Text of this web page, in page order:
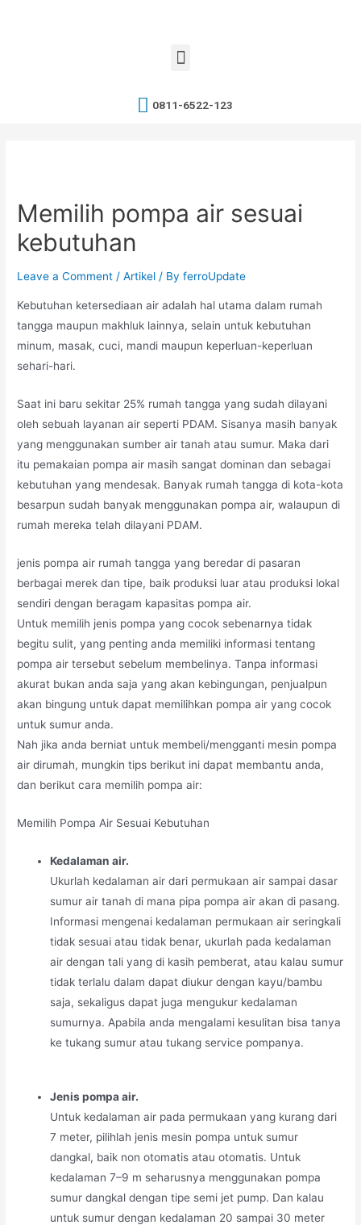
0811-6522-123
Memilih pompa air sesuai
kebutuhan
Leave a Comment /Artikel / ByferroUpdate
Kebutuhan ketersediaan air adalah hal utama dalam rumah
tangga maupun makhluk lainnya, selain untuk kebutuhan
minum, masak, cuci, mandi maupun keperluan-keperluan
sehari-hari.
Saat ini baru sekitar 25% rumah tangga yang sudah dilayani
oleh sebuah layanan air seperti PDAM. Sisanya masih banyak
yang menggunakan sumber air tanah atau sumur. Maka dari
itu pemakaian pompa air masih sangat dominan dan sebagai
kebutuhan yang mendesak. Banyak rumah tangga di kota-kota
besarpun sudah banyak menggunakan pompa air, walaupun di
rumah mereka telah dilayani PDAM.
jenis pompa air rumah tangga yang beredar di pasaran
berbagai merek dan tipe, baik produksi luar atau produksi lokal
sendiri dengan beragam kapasitas pompa air.
Untuk memilih jenis pompa yang cocok sebenarnya tidak
begitu sulit, yang penting anda memiliki informasi tentang
pompa air tersebut sebelum membelinya. Tanpa informasi
akurat bukan anda saja yang akan kebingungan, penjualpun
akan bingung untuk dapat memilihkan pompa air yang cocok
untuk sumur anda.
Nah jika anda berniat untuk membeli/mengganti mesin pompa
air dirumah, mungkin tips berikut ini dapat membantu anda,
dan berikut cara memilih pompa air:
Memilih Pompa Air Sesuai Kebutuhan
Kedalaman air.
Ukurlah kedalaman air dari permukaan air sampai dasar
sumur air tanah di mana pipa pompa air akan di pasang.
Informasi mengenai kedalaman permukaan air seringkali
tidak sesuai atau tidak benar, ukurlah pada kedalaman
air dengan tali yang di kasih pemberat, atau kalau sumur
tidak terlalu dalam dapat diukur dengan kayu/bambu
saja, sekaligus dapat juga mengukur kedalaman
sumurnya. Apabila anda mengalami kesulitan bisa tanya
ke tukang sumur atau tukang service pompanya.
Jenis pompa air.
Untuk kedalaman air pada permukaan yang kurang dari
7 meter, pilihlah jenis mesin pompa untuk sumur
dangkal, baik non otomatis atau otomatis. Untuk
kedalaman 7–9 m seharusnya menggunakan pompa
sumur dangkal dengan tipe semi jet pump. Dan kalau
untuk sumur dengan kedalaman 20 sampai 30 meter